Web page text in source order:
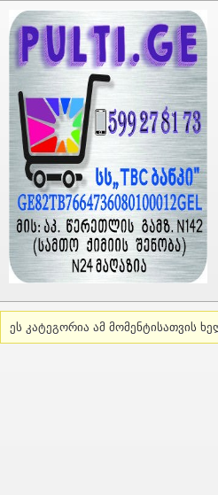
ეს კატეგორია ამ მომენტისათვის
Browse the
Pulti.ge